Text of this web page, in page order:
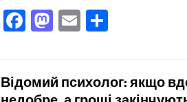
F
a
e
M
a
o
E
m
l ит
Відомий психолог: якщо